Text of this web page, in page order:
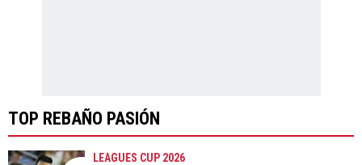
TOP REBAÑO PASIÓN
LEAGUES CUP 2026